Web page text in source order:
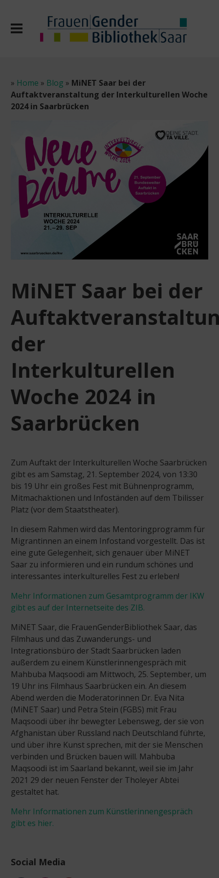
» Home » Blog » MiNET Saar bei der
Auftaktveranstaltung der Interkulturellen Woche
2024 in Saarbrücken
MiNET Saar bei der
der
Interkulturellen
Woche 2024 in
Saarbrücken
Zum Auftakt der Interkulturellen Woche Saarbrücken
gibt es am Samstag, 21. September 2024, von 13:30
bis 19 Uhr ein großes Fest mit Bühnenprogramm,
Mitmachaktionen und Infoständen auf dem Tbilisser
Platz (vor dem Staatstheater).
In diesem Rahmen wird das Mentoringprogramm für
Migrantinnen an einem Infostand vorgestellt. Das ist
eine gute Gelegenheit, sich genauer über MiNET
Saar zu informieren und ein rundum schönes und
interessantes interkulturelles Fest zu erleben!
Mehr Informationen zum Gesamtprogramm der IKW
gibt es auf der Internetseite des ZIB.
MiNET Saar, die FrauenGenderBibliothek Saar, das
Filmhaus und das Zuwanderungs- und
Integrationsbüro der Stadt Saarbrücken laden
außerdem zu einem Künstlerinnengespräch mit
Mahbuba Maqsoodi am Mittwoch, 25. September, um
19 Uhr ins Filmhaus Saarbrücken ein. An diesem
Abend werden die Moderatorinnen Dr. Eva Nita
(MiNET Saar) und Petra Stein (FGBS) mit Frau
Maqsoodi über ihr bewegter Lebensweg, der sie von
Afghanistan über Russland nach Deutschland führte,
und über ihre Kunst sprechen, mit der sie Menschen
verbinden und Brücken bauen will. Mahbuba
Maqsoodi ist im Saarland bekannt, weil sie im Jahr
2021 29 der neuen Fenster der Tholeyer Abtei
gestaltet hat.
Mehr Informationen zum Künstlerinnengespräch
gibt es hier.
Social Media